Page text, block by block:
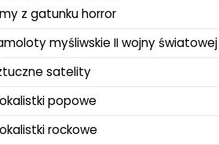
z gatunku horror
myśliwskie II wojny światowej
satelity
popowe
rockowe